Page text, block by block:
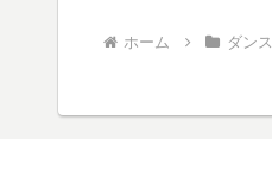
ホーム ダンス